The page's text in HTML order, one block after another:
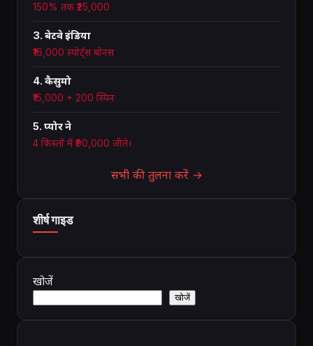
150% तक ₹25,000
3. बेटवे इंडिया
₹16,000 स्पोर्ट्स बोनस
4. कैसुमो
₹15,000 + 200 स्पिन
5. प्योर ने
4 किस्तों में ₹90,000 जीते।
सभी की तुलना करें →
शीर्ष गाइड
खोजें
खोजें